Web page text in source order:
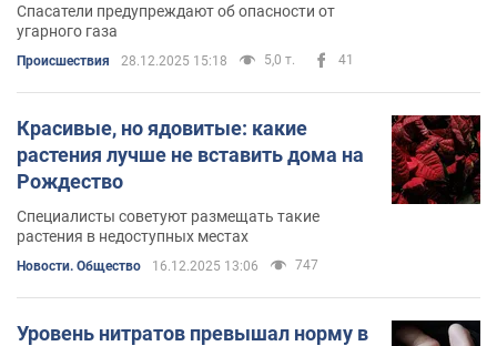
Спасатели предупреждают об опасности от
угарного газа
Происшествия 28.12.2025 15:18 5,0 т. 41
Красивые, но ядовитые: какие
растения лучше не вставить дома на
Рождество
Специалисты советуют размещать такие
растения в недоступных местах
Новости. Общество 16.12.2025 13:06 747
Уровень нитратов превышал норму в